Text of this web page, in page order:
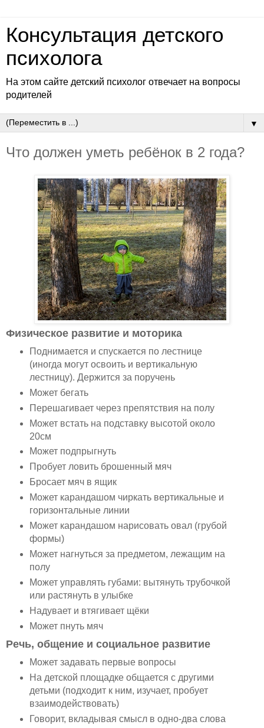
Консультация детского
психолога
На этом сайте детский психолог отвечает на вопросы
родителей
▼
Что должен уметь ребёнок в 2 года?
Физическое развитие и моторика
Поднимается и спускается по лестнице
(иногда могут освоить и вертикальную
лестницу). Держится за поручень
Может бегать
Перешагивает через препятствия на полу
Может встать на подставку высотой около
20см
Может подпрыгнуть
Пробует ловить брошенный мяч
Бросает мяч в ящик
Может карандашом чиркать вертикальные и
горизонтальные линии
Может карандашом нарисовать овал (грубой
формы)
Может нагнуться за предметом, лежащим на
полу
Может управлять губами: вытянуть трубочкой
или растянуть в улыбке
Надувает и втягивает щёки
Может пнуть мяч
Речь, общение и социальное развитие
Может задавать первые вопросы
На детской площадке общается с другими
детьми (подходит к ним, изучает, пробует
взаимодействовать)
Говорит, вкладывая смысл в одно-два слова